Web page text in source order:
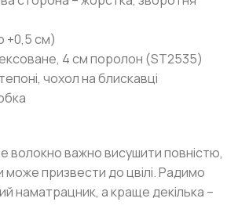
+0,5 см)
4 см поролон (ST2535)
чохол на блискавці
важно висушити повністю,
може призвести до цвілі. Радимо
наматрацник, а краще декілька –